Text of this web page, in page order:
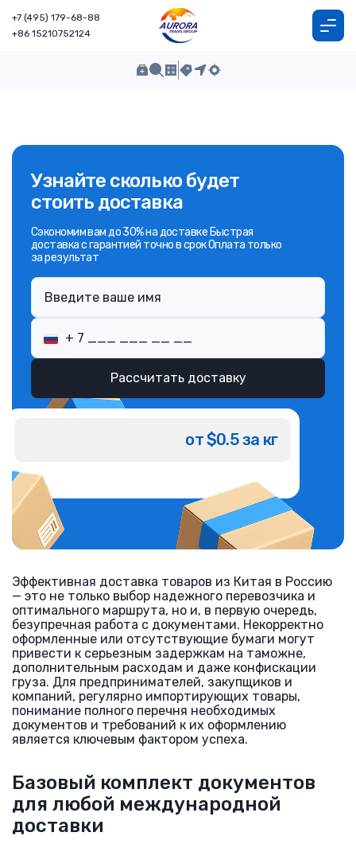
+7 (495) 179-68-88
+86 15210752124
Узнайте сколько будет
стоить доставка
Сэкономим вам до 30% на доставке Быстрая
доставка с гарантией точно в срок Оплата только
за результат
Рассчитать доставку
от $0.5 за кг
Эффективная доставка товаров из Китая в Россию
— это не только выбор надежного перевозчика и
оптимального маршрута, но и, в первую очередь,
безупречная работа с документами. Некорректно
оформленные или отсутствующие бумаги могут
привести к серьезным задержкам на таможне,
дополнительным расходам и даже конфискации
груза. Для предпринимателей, закупщиков и
компаний, регулярно импортирующих товары,
понимание полного перечня необходимых
документов и требований к их оформлению
является ключевым фактором успеха.
Базовый комплект документов
для любой международной
доставки